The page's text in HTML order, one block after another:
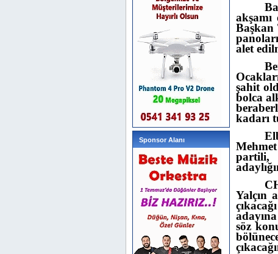
Sponsor Alanı
Başkan
alet
şahit
bolca
kadarı
partili,
Yalçın
söz